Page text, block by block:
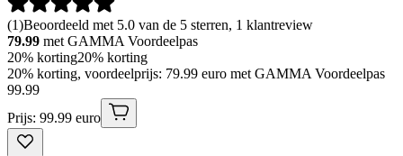
(1)Beoordeeld met 5.0 van de 5 sterren, 1 klantreview
79.99 met GAMMA Voordeelpas
20% korting20% korting
20% korting, voordeelprijs: 79.99 euro met GAMMA Voordeelpas
99.99
Prijs: 99.99 euro